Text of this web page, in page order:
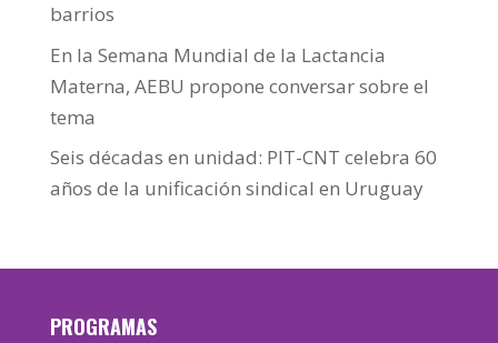
barrios
En la Semana Mundial de la Lactancia
Materna, AEBU propone conversar sobre el
tema
Seis décadas en unidad: PIT-CNT celebra 60
años de la unificación sindical en Uruguay
PROGRAMAS